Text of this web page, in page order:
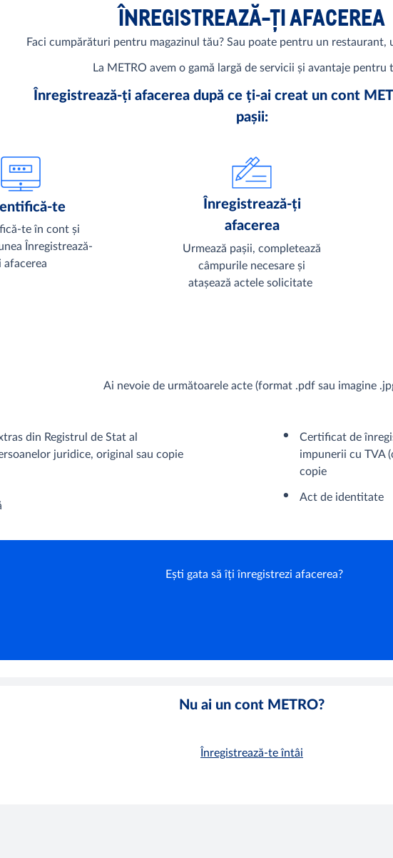
ÎNREGISTREAZĂ-ȚI AFACEREA
Faci cumpărături pentru magazinul tău? Sau poate pentru un restaurant,
La METRO avem o gamă largă de servicii și avantaje pentru
Înregistrează-ți afacerea după ce ți-ai creat un cont
pașii:
te
te în cont și
Înregistrează-
afacerea
Înregistrează-ți
afacerea
Urmează pașii, completează
câmpurile necesare și
atașează actele solicitate
Ai nevoie de următoarele acte (format .pdf sau imagine
din Registrul de Stat al
juridice, original sau copie
Certificat de
impunerii cu TVA
copie
Act de identitate
Ești gata să îți înregistrezi afacerea?
Nu ai un cont METRO?
Înregistrează-te întâi